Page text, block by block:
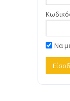
Να